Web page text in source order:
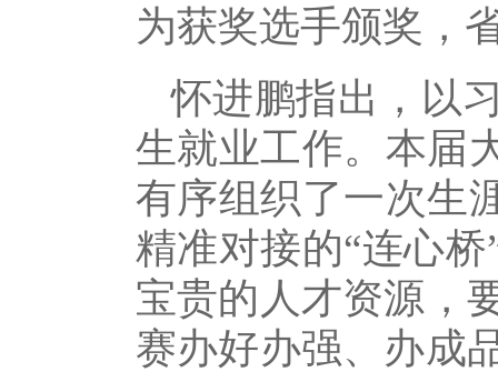
为获奖选手颁奖，
怀进鹏指出，以
生就业工作。本届
有序组织了一次生
精准对接的“连心
宝贵的人才资源，
赛办好办强、办成